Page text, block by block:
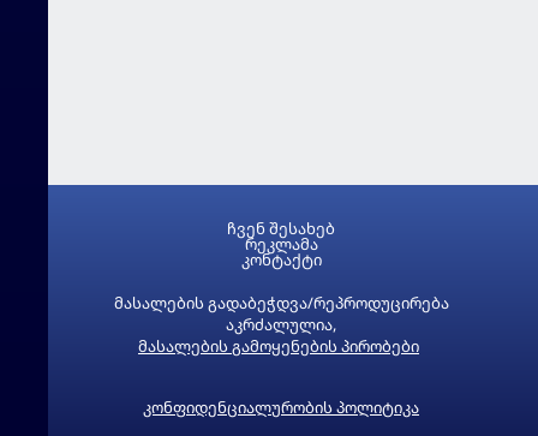
მასალების გადაბეჭდვა/რეპროდუცირება
აკრძალულია,
მასალების გამოყენების პირობები
კონფიდენციალურობის პოლიტიკა
ჩვენ შესახებ
რეკლამა
კონტაქტი